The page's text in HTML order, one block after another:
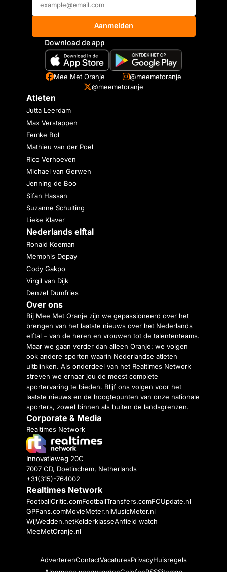
Aanmelden
Download de app
Mee Met Oranje
@meemetoranje
@meemetoranje
Atleten
Jutta Leerdam
Max Verstappen
Femke Bol
Mathieu van der Poel
Rico Verhoeven
Michael van Gerwen
Jenning de Boo
Sifan Hassan
Suzanne Schulting
Lieke Klaver
Nederlands elftal
Ronald Koeman
Memphis Depay
Cody Gakpo
Virgil van Dijk
Denzel Dumfries
Over ons
Bij Mee Met Oranje zijn we gepassioneerd over het
brengen van het laatste nieuws over het Nederlands
elftal – van de heren en vrouwen tot de talententeams.
Maar we gaan verder dan alleen Oranje: we volgen
ook andere sporten waarin Nederlandse atleten
uitblinken. Als onderdeel van het Realtimes Network
streven we ernaar jou de meest complete
sportervaring te bieden. Blijf ons volgen voor het
laatste nieuws en de hoogtepunten van onze nationale
sporters, zowel binnen als buiten de landsgrenzen.
Corporate & Media
Realtimes Network
Innovatieweg 20C
7007 CD, Doetinchem, Netherlands
+31(315)-764002
Realtimes Network
FootballCritic.comFootballTransfers.comFCUpdate.nl
GPFans.comMovieMeter.nlMusicMeter.nl
WijWedden.netKelderklasseAnfield watch
MeeMetOranje.nl
AdverterenContactVacaturesPrivacyHuisregels